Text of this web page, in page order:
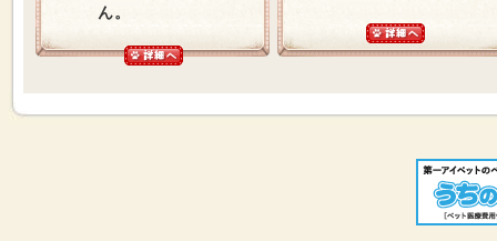
ん。